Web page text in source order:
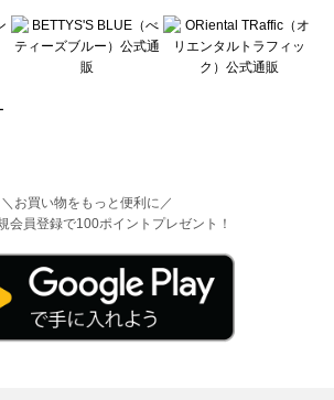
＼お買い物をもっと便利に／
会員登録で100ポイントプレゼント！